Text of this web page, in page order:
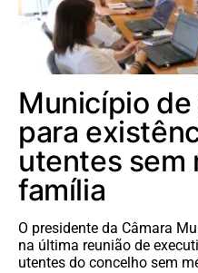
Município
para
utentes sem
família
O presidente da Câmara
na última reunião de
utentes do concelho sem